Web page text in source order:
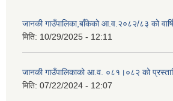
जानकी गाउँपालिका,बाँकेको आ.व.२०८२/८३ को
मिति: 10/29/2025 - 12:11
जानकी गाउँपालिकाको आ.व. ०८१।०८२ को
मिति: 07/22/2024 - 12:07